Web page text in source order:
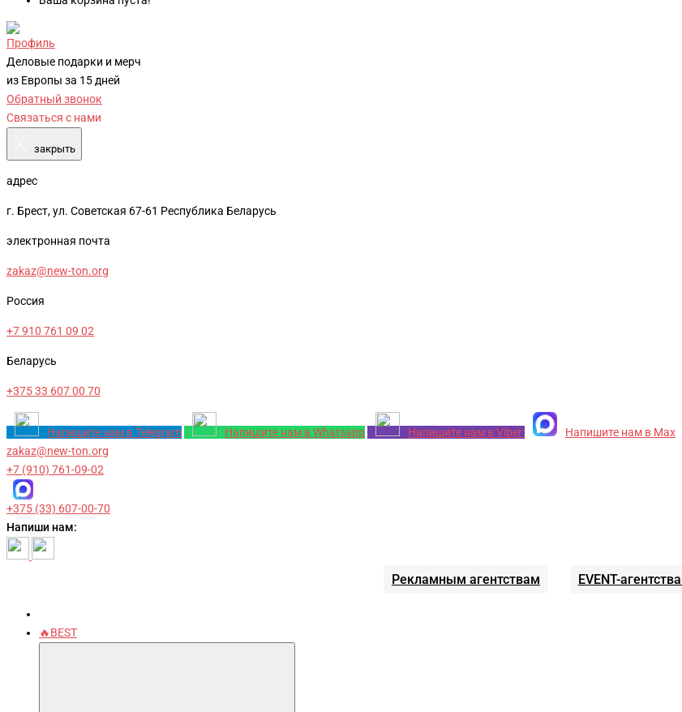
Профиль
Деловые подарки и мерч
из Европы за 15 дней
Обратный звонок
Связаться с нами
закрыть
адрес
г. Брест, ул. Советская 67-61 Республика Беларусь
электронная почта
zakaz@new-ton.org
Россия
+7 910 761 09 02
Беларусь
+375 33 607 00 70
Напишите нам в Telegram Напишите нам в Whatsapp Напишите нам в Viber
Напишите нам в Max
zakaz@new-ton.org
+7 (910) 761-09-02
+375 (33) 607-00-70
Напиши нам:
Рекламным агентствам EVENT-
🔥BEST